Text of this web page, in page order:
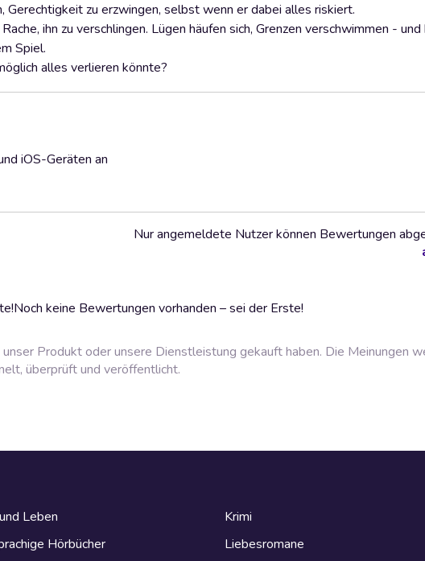
zu erzwingen, selbst wenn er dabei alles riskiert.
ihn zu verschlingen. Lügen häufen sich, Grenzen verschwimmen -
Spiel.
alles verlieren könnte?
iOS-Geräten an
Noch keine Bewertungen vorhanden – sei der Erste!
Nur angemeldete Nutzer können Bewertungen
Produkt oder unsere Dienstleistung gekauft haben. Die Meinungen
überprüft und veröffentlicht.
Leben
Hörbücher
Krimi
Liebesromane